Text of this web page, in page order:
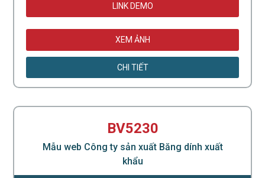
LINK DEMO
XEM ẢNH
CHI TIẾT
BV5230
Mẫu web Công ty sản xuất Băng dính xuất
khẩu